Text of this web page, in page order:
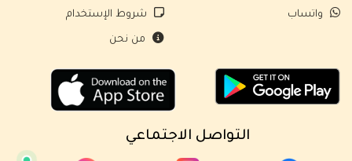
واتساب شروط الإستخدام
من نحن
التواصل الاجتماعي